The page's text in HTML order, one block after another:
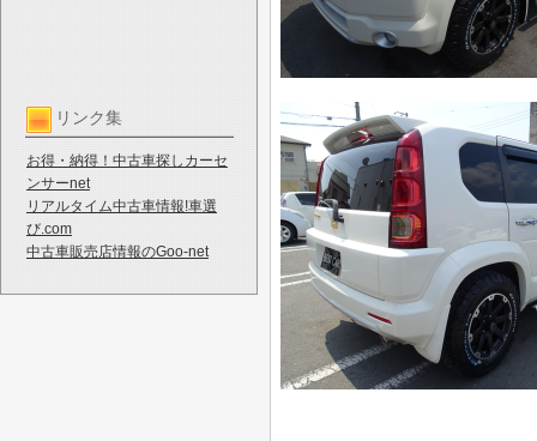
リンク集
お得・納得！中古車探しカーセ
ンサーnet
リアルタイム中古車情報!車選
び.com
中古車販売店情報のGoo-net